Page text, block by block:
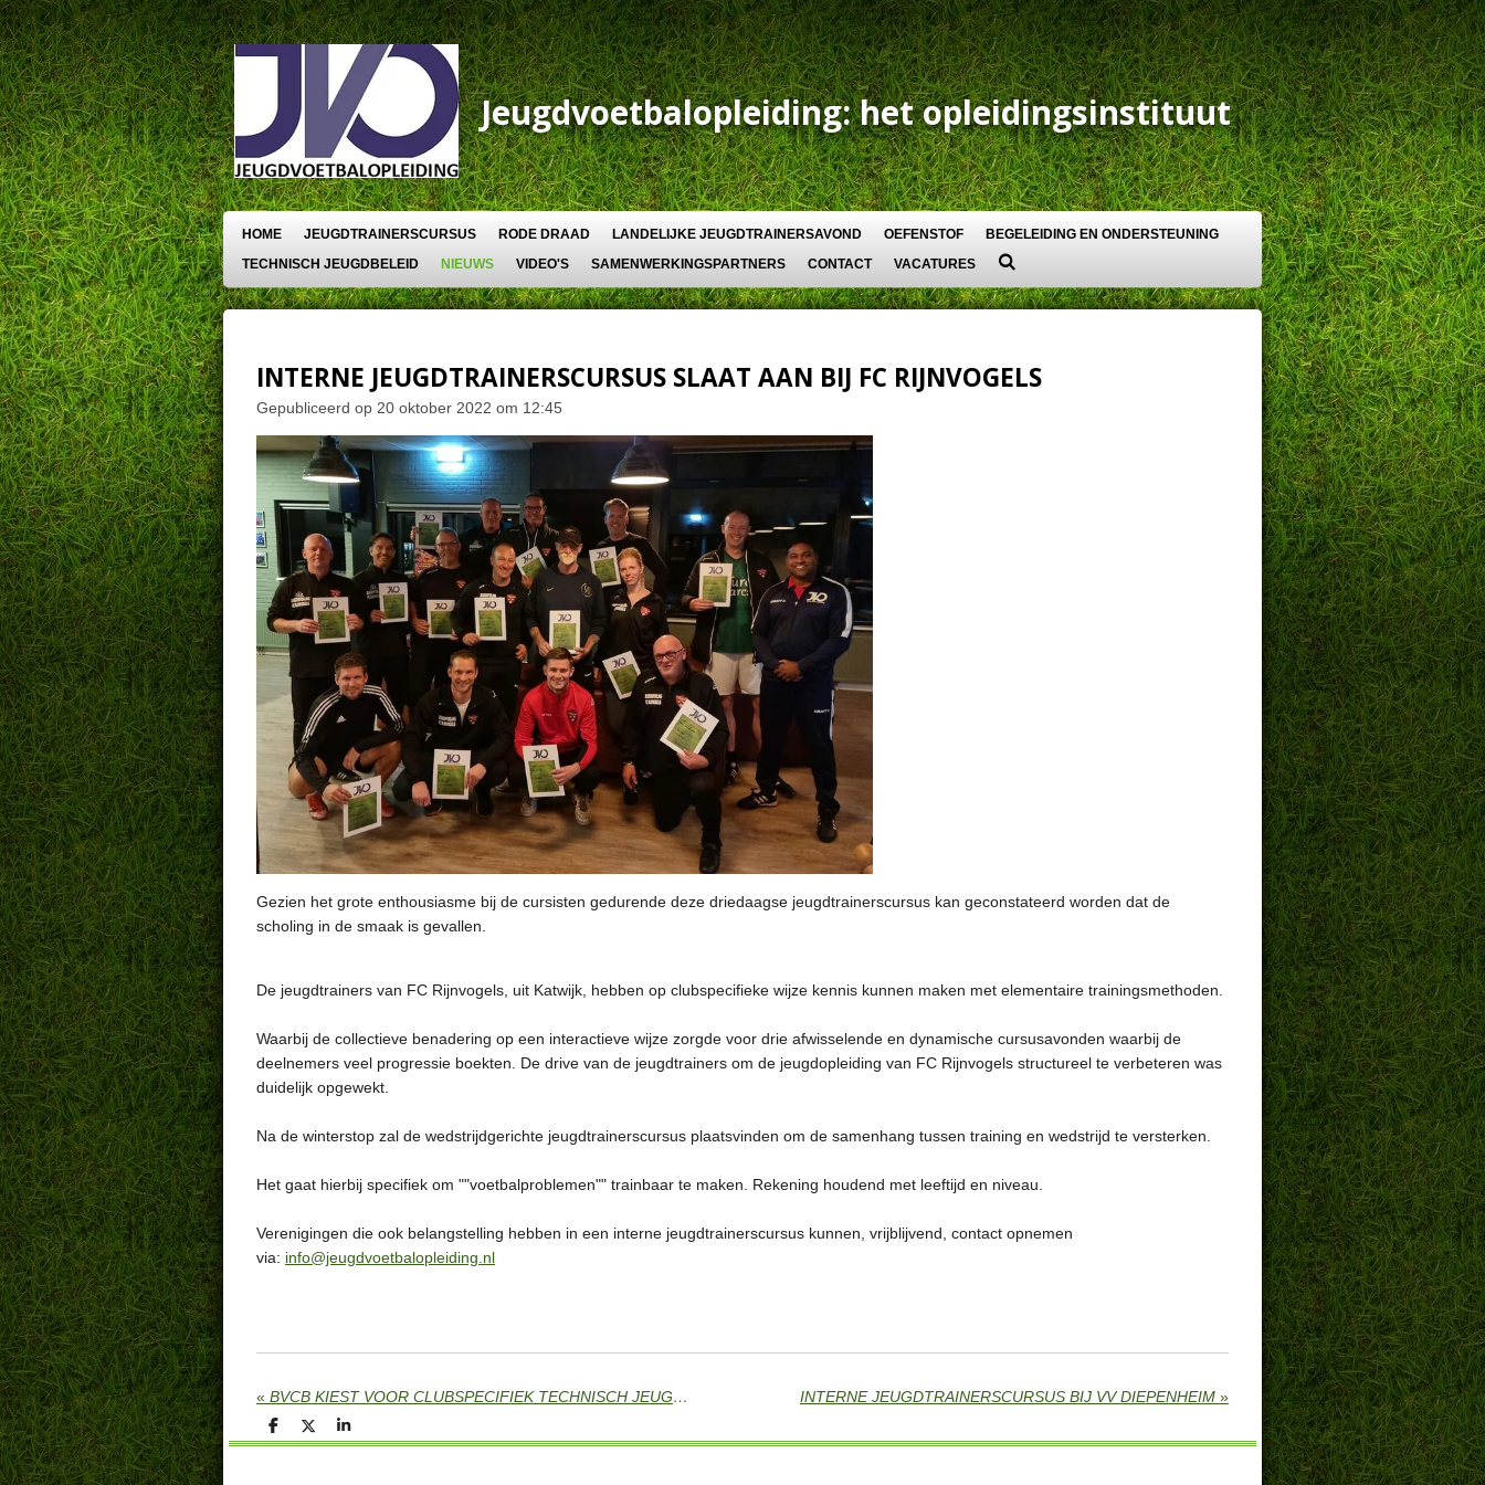
Ga
direct
naar
de
hoofdinhoud
Jeugdvoetbalopleiding: het opleidingsinstituut
HOME JEUGDTRAINERSCURSUS RODE DRAAD LANDELIJKE JEUGDTRAINERSAVOND OEFENSTOF
BEGELEIDING EN ONDERSTEUNING
TECHNISCH JEUGDBELEID
NIEUWS VIDEO'S SAMENWERKINGSPARTNERS CONTACT VACATURES
INTERNE JEUGDTRAINERSCURSUS SLAAT AAN BIJ FC RIJNVOGELS
Gepubliceerd op 20 oktober 2022 om 12:45
Gezien het grote enthousiasme bij de cursisten gedurende deze driedaagse jeugdtrainerscursus kan geconstateerd worden dat de
scholing in de smaak is gevallen.
De jeugdtrainers van FC Rijnvogels, uit Katwijk, hebben op clubspecifieke wijze kennis kunnen maken met elementaire trainingsmethoden.
Waarbij de collectieve benadering op een interactieve wijze zorgde voor drie afwisselende en dynamische cursusavonden waarbij de
deelnemers veel progressie boekten. De drive van de jeugdtrainers om de jeugdopleiding van FC Rijnvogels structureel te verbeteren was
duidelijk opgewekt.
Na de winterstop zal de wedstrijdgerichte jeugdtrainerscursus plaatsvinden om de samenhang tussen training en wedstrijd te versterken.
Het gaat hierbij specifiek om ""voetbalproblemen"" trainbaar te maken. Rekening houdend met leeftijd en niveau.
Verenigingen die ook belangstelling hebben in een interne jeugdtrainerscursus kunnen, vrijblijvend, contact opnemen
via: info@jeugdvoetbalopleiding.nl
« BVCB KIEST VOOR CLUBSPECIFIEK TECHNISCH JEUGDBELEIDSPLAN INTERNE JEUGDTRAINERSCURSUS BIJ VV DIEPENHEIM »
D
e
D
e
S
h